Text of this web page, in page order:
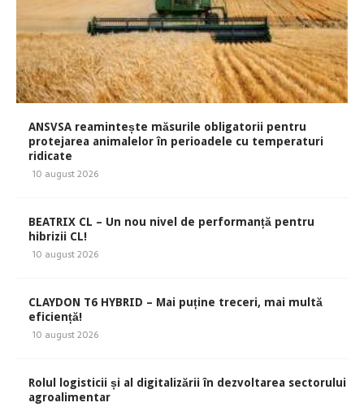
ANSVSA reamintește măsurile obligatorii pentru
protejarea animalelor în perioadele cu temperaturi
ridicate
10 august 2026
BEATRIX CL – Un nou nivel de performanță pentru
hibrizii CL!
10 august 2026
CLAYDON T6 HYBRID – Mai puține treceri, mai multă
eficiență!
10 august 2026
Rolul logisticii și al digitalizării în dezvoltarea sectorului
agroalimentar